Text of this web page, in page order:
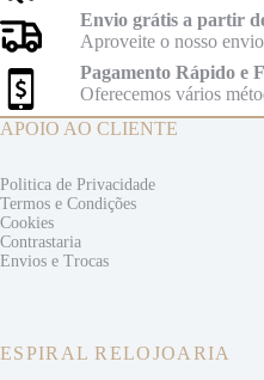
Envio grátis a partir
Aproveite o nosso
Pagamento Rápido e
Oferecemos vários
APOIO AO CLIENTE
Politica de Privacidade
Termos e Condições
Cookies
Contrastaria
Envios e Trocas
ESPIRAL RELOJOARIA